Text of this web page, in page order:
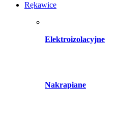
Rękawice
Elektroizolacyjne
Nakrapiane